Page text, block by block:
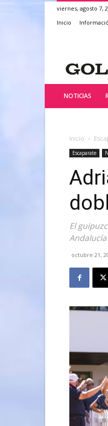
viernes, agosto 7,
Inicio
NOTICIAS
Inicio
Escaparate
El
octubre 21,